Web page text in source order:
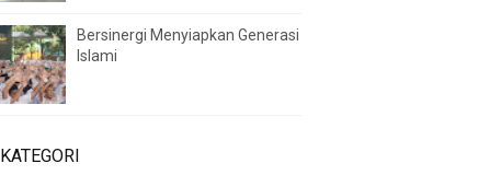
Bersinergi Menyiapkan Generasi
Islami
KATEGORI